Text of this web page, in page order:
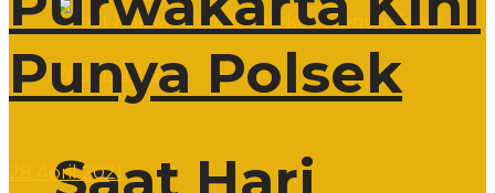
Punya Polsek
28 April 2021